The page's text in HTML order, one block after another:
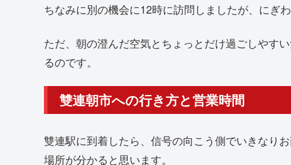
ちなみに別の機会に12時に訪問しましたが、にぎ
ただ、朝の澄んだ空気とちょっとだけ過ごしやす
るのです。
雙連朝市への行き方と営業時間
雙連駅に到着したら、信号の向こう側でいきなり
場所が分かると思います。